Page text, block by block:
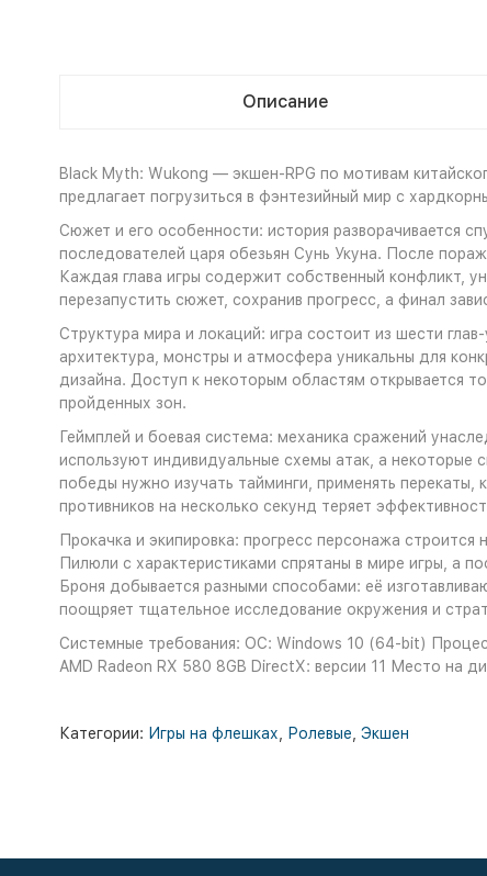
Описание
Black Myth: Wukong — экшен‑RPG по мотивам
предлагает погрузиться в фэнтезийный мир с
Сюжет и его особенности: история разворачивается
последователей царя обезьян Сунь Укуна. После
Каждая глава игры содержит собственный конфликт,
перезапустить сюжет, сохранив прогресс, а финал
Структура мира и локаций: игра состоит из шести
архитектура, монстры и атмосфера уникальны для
дизайна. Доступ к некоторым областям открывается
пройденных зон.
Геймплей и боевая система: механика сражений
используют индивидуальные схемы атак, а
победы нужно изучать тайминги, применять
противников на несколько секунд теряет
Прокачка и экипировка: прогресс персонажа
Пилюли с характеристиками спрятаны в мире игры, а
Броня добывается разными способами: её
поощряет тщательное исследование окружения и
Системные требования: ОС: Windows 10 (64-bit)
AMD Radeon RX 580 8GB DirectX: версии 11 Место на
Категории: Игры на флешках Ролевые Экшен